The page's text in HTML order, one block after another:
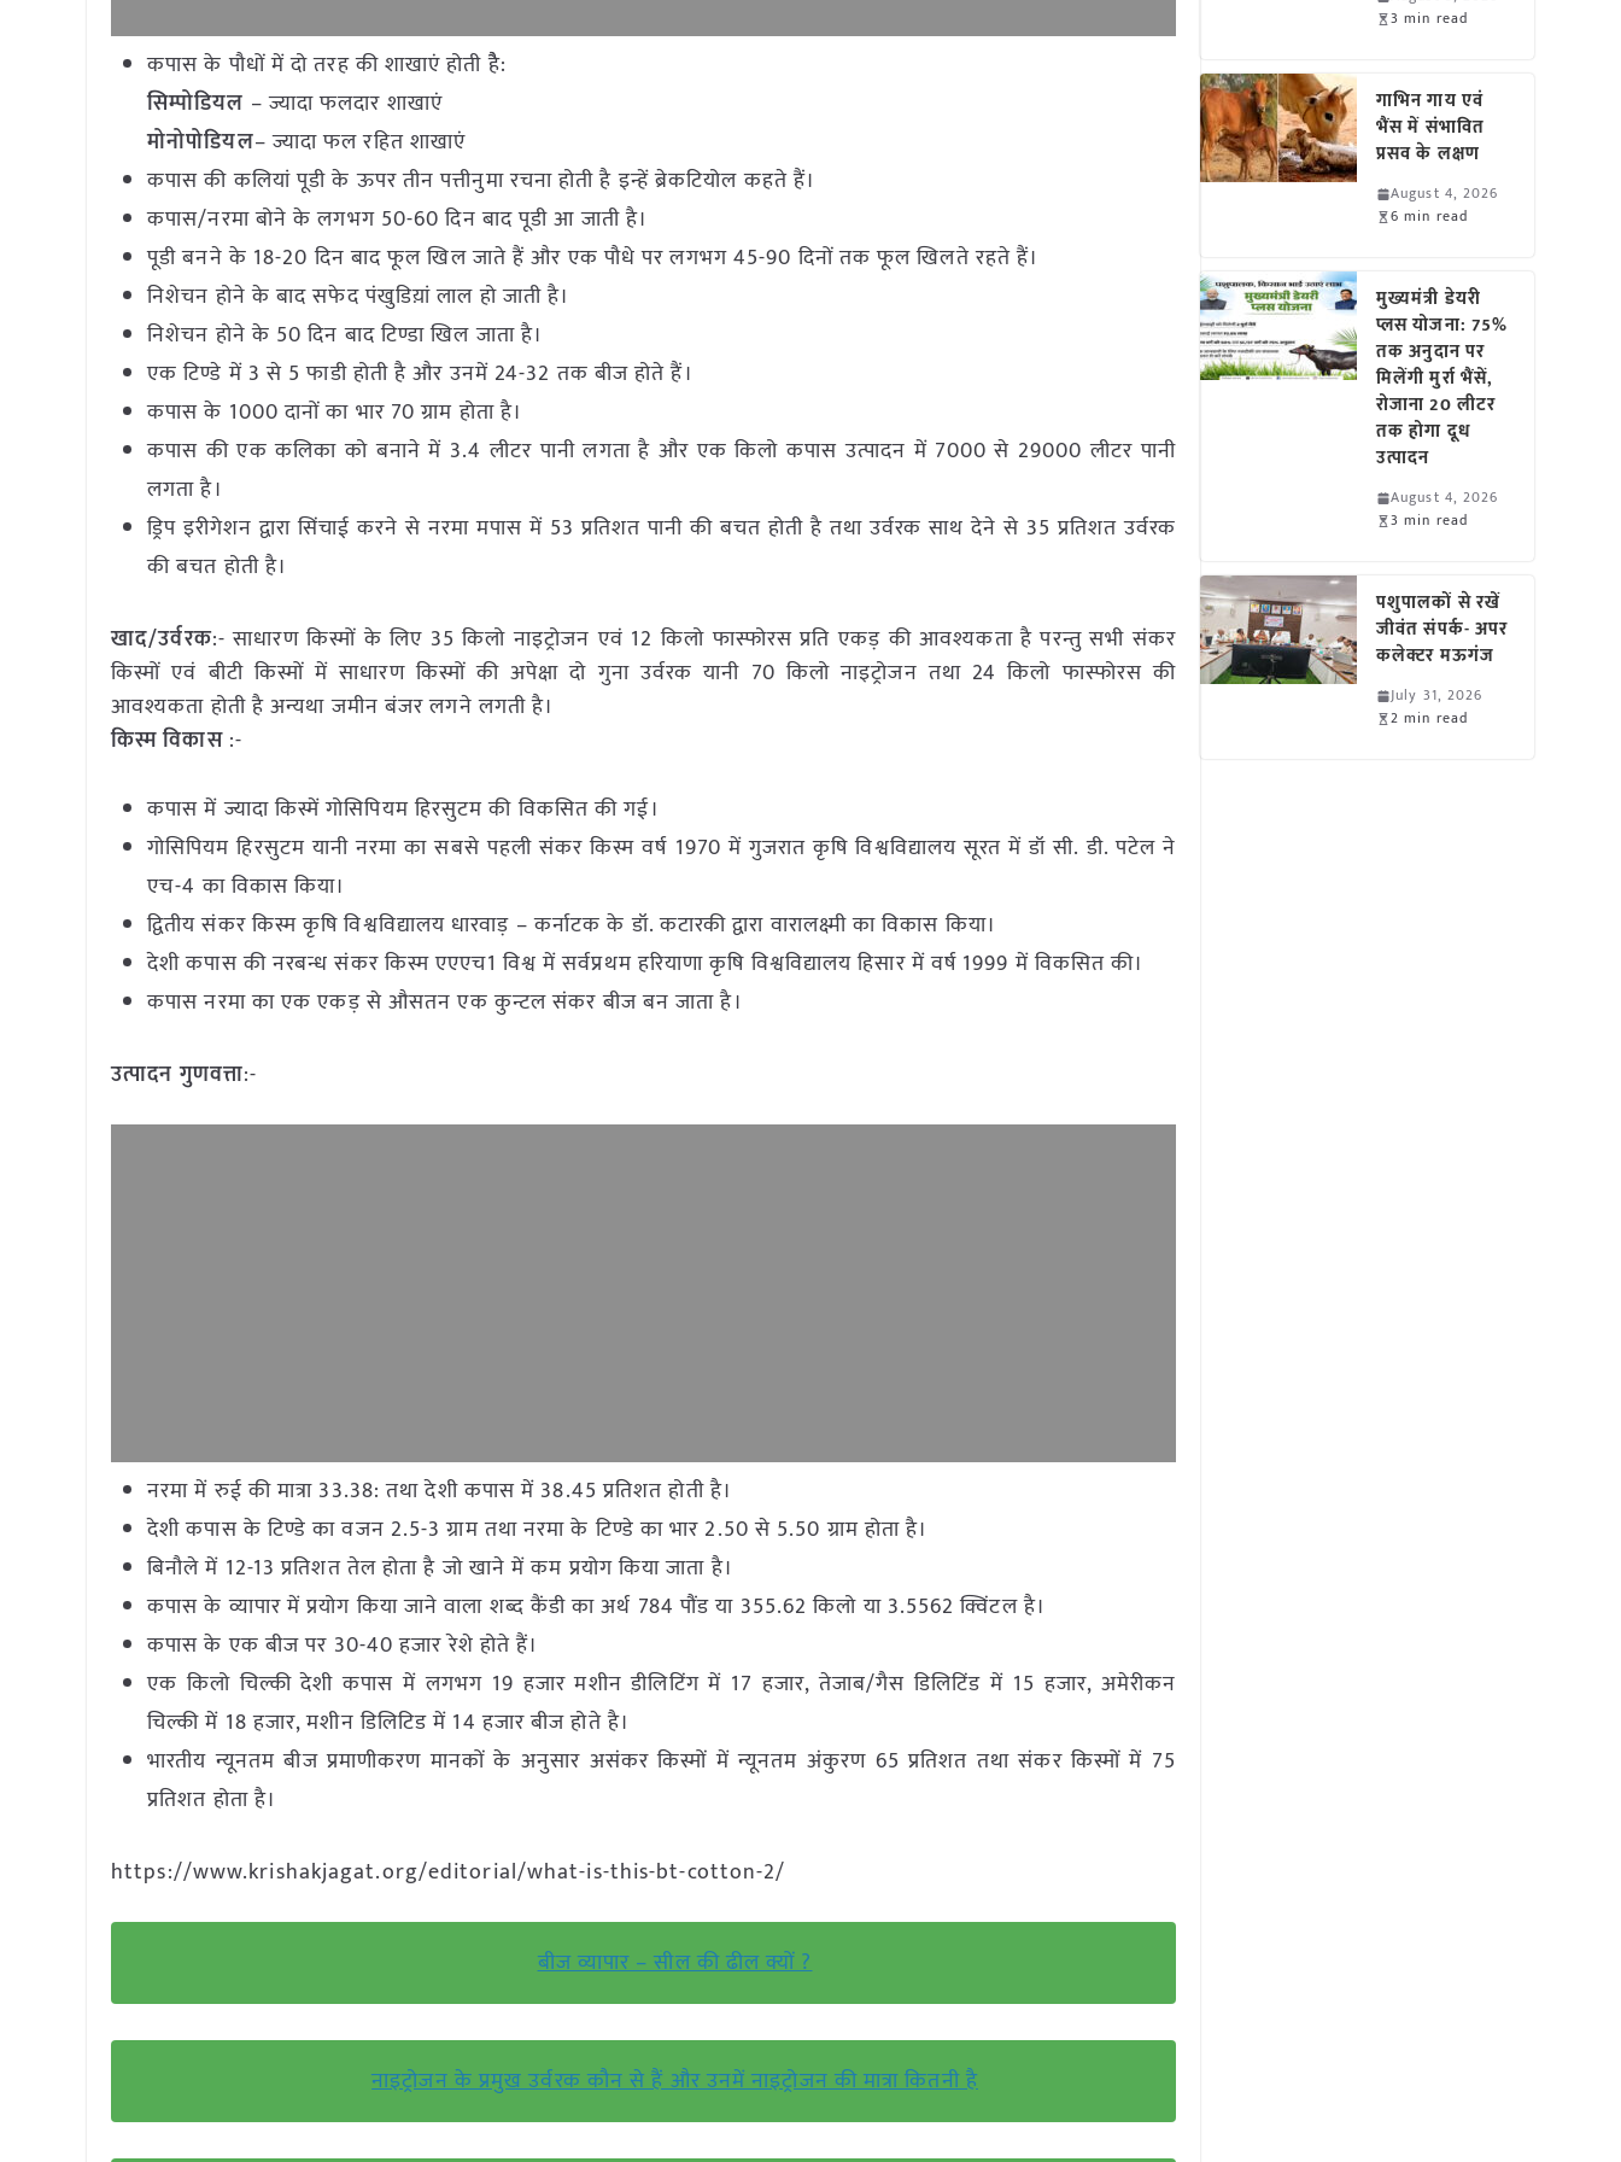
कपास के पौधों में दो तरह की शाखाएं होती हैै:
सिम्पोडियल – ज्यादा फलदार शाखाएं
मोनोपोडियल– ज्यादा फल रहित शाखाएं
कपास की कलियां पूडी के ऊपर तीन पत्तीनुमा रचना होती है इन्हें ब्रेकटियोल कहते हैं।
कपास/नरमा बोने के लगभग 50-60 दिन बाद पूडी आ जाती है।
पूडी बनने के 18-20 दिन बाद फूल खिल जाते हैं और एक पौधे पर लगभग 45-90 दिनों तक फूल खिलते रहते हैं।
निशेचन होने के बाद सफेद पंखुडिय़ां लाल हो जाती है।
निशेचन होने के 50 दिन बाद टिण्डा खिल जाता है।
एक टिण्डे में 3 से 5 फाडी होती है और उनमें 24-32 तक बीज होते हैं।
कपास के 1000 दानों का भार 70 ग्राम होता है।
कपास की एक कलिका को बनाने में 3.4 लीटर पानी लगता है और एक किलो कपास उत्पादन में 7000 से 29000 लीटर पानी
लगता है।
ड्रिप इरीगेशन द्वारा सिंचाई करने से नरमा मपास में 53 प्रतिशत पानी की बचत होती है तथा उर्वरक साथ देने से 35 प्रतिशत उर्वरक
की बचत होती है।
खाद/उर्वरक:- साधारण किस्मों के लिए 35 किलो नाइट्रोजन एवं 12 किलो फास्फोरस प्रति एकड़ की आवश्यकता है परन्तु सभी संकर
किस्मों एवं बीटी किस्मों में साधारण किस्मों की अपेक्षा दो गुना उर्वरक यानी 70 किलो नाइट्रोजन तथा 24 किलो फास्फोरस की
आवश्यकता होती है अन्यथा जमीन बंजर लगने लगती है।
किस्म विकास:-
कपास में ज्यादा किस्में गोसिपियम हिरसुटम की विकसित की गई।
गोसिपियम हिरसुटम यानी नरमा का सबसे पहली संकर किस्म वर्ष 1970 में गुजरात कृषि विश्वविद्यालय सूरत में डॉ सी. डी. पटेल ने
एच-4 का विकास किया।
द्वितीय संकर किस्म कृषि विश्वविद्यालय धारवाड़ – कर्नाटक के डॉ. कटारकी द्वारा वारालक्ष्मी का विकास किया।
देशी कपास की नरबन्ध संकर किस्म एएएच1 विश्व में सर्वप्रथम हरियाणा कृषि विश्वविद्यालय हिसार में वर्ष 1999 में विकसित की।
कपास नरमा का एक एकड़ से औसतन एक कुन्टल संकर बीज बन जाता है।
उत्पादन गुणवत्ता:-
नरमा में रुई की मात्रा 33.38: तथा देशी कपास में 38.45 प्रतिशत होती है।
देशी कपास के टिण्डे का वजन 2.5-3 ग्राम तथा नरमा के टिण्डे का भार 2.50 से 5.50 ग्राम होता है।
बिनौले में 12-13 प्रतिशत तेल होता है जो खाने में कम प्रयोग किया जाता है।
कपास के व्यापार में प्रयोग किया जाने वाला शब्द कैंडी का अर्थ 784 पौंड या 355.62 किलो या 3.5562 क्विंटल है।
कपास के एक बीज पर 30-40 हजार रेशे होते हैं।
एक किलो चिल्की देशी कपास में लगभग 19 हजार मशीन डीलिटिंग में 17 हजार, तेजाब/गैस डिलिटिंड में 15 हजार, अमेरीकन
चिल्की में 18 हजार, मशीन डिलिटिड में 14 हजार बीज होते है।
भारतीय न्यूनतम बीज प्रमाणीकरण मानकों के अनुसार असंकर किस्मों में न्यूनतम अंकुरण 65 प्रतिशत तथा संकर किस्मों में 75
प्रतिशत होता है।
https://www.krishakjagat.org/editorial/what-is-this-bt-cotton-2/
बीज व्यापार – सील की ढील क्यों ?
नाइट्रोजन के प्रमुख उर्वरक कौन से हैं और उनमें नाइट्रोजन की मात्रा कितनी है
3 min read
गाभिन गाय एवं
भैंस में संभावित
प्रसव के लक्षण
August 4, 2026
6 min read
मुख्यमंत्री डेयरी
प्लस योजना: 75%
तक अनुदान पर
मिलेंगी मुर्रा भैंसें,
रोजाना 20 लीटर
तक होगा दूध
उत्पादन
August 4, 2026
3 min read
पशुपालकों से रखें
जीवंत संपर्क- अपर
कलेक्टर मऊगंज
July 31, 2026
2 min read